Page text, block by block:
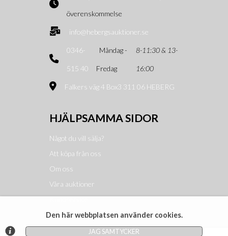
överenskommelse
info@hebergsauktioner.se
0346-
515 40
Måndag -
Fredag
8-11:30 & 13-
16:00
Falkers väg 4 Box3 311 06 HEBERG
HJÄLPSAMMA SIDOR
Något du vill sälja?
Att köpa från oss
Om oss
Våra auktioner
Kundservice
© Argonova Auktionsplattform 2026
Den här webbplatsen använder cookies.
JAG SAMTYCKER